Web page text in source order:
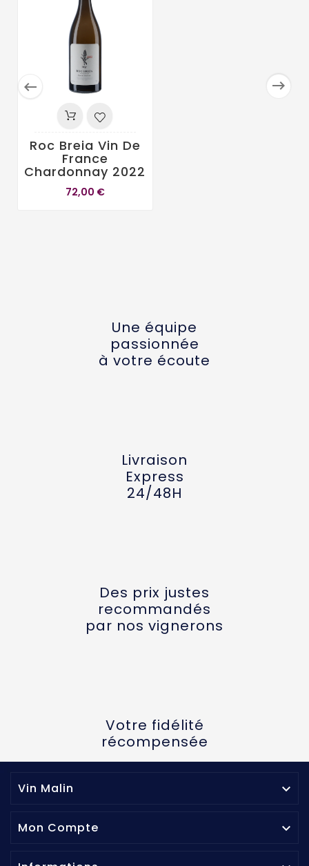
 
Roc Breia Vin De
France
Chardonnay 2022
72,00 €
Une équipe
passionnée
à votre écoute
Livraison
Express
24/48H
Des prix justes
recommandés
par nos vignerons
Votre fidélité
récompensée
Vin Malin 
Mon Compte 